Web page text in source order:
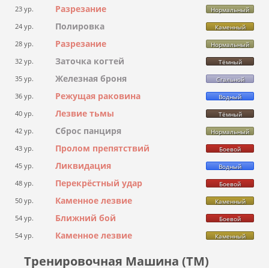
23 ур. Разрезание Нормальный
24 ур. Полировка Каменный
28 ур. Разрезание Нормальный
32 ур. Заточка когтей Тёмный
35 ур. Железная броня Стальной
36 ур. Режущая раковина Водный
40 ур. Лезвие тьмы Тёмный
42 ур. Сброс панциря Нормальный
43 ур. Пролом препятствий Боевой
45 ур. Ликвидация Водный
48 ур. Перекрёстный удар Боевой
50 ур. Каменное лезвие Каменный
54 ур. Ближний бой Боевой
54 ур. Каменное лезвие Каменный
Тренировочная Машина (ТМ)